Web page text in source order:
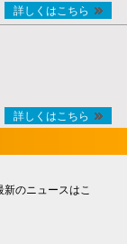
詳しくはこちら
詳しくはこちら
のニュースはこ